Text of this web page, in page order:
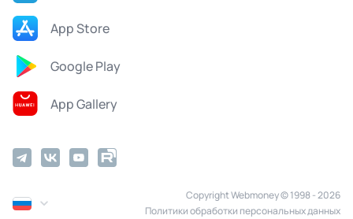
App Store
Google Play
App Gallery
Copyright Webmoney © 1998 - 2026
Политики обработки персональных данных